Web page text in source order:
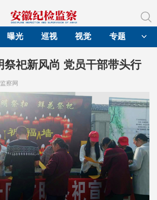
曝光 巡视 视觉 专题
祭祀新风尚 党员干部带头行
察网